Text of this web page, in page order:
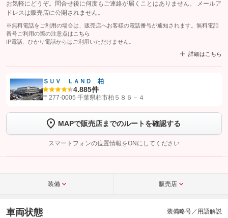
お気軽にどうぞ。問合せ後に何度もご連絡が届くことはありません。 メールア
ドレスは販売店に公開されません。
※無料電話をご利用の場合は、販売店へお客様の電話番号が通知されます。無料電話
番号ご利用の際の注意点は こちら
IP電話、ひかり電話からはご利用いただけません。
詳細はこちら
【STEP1】認証画面でグーネットを友だち追加してから「許可する」ボタンを押
トーク画面で
ボタンをタップして問い合わせを
完了してください。
こちら
ＳＵＶ ＬＡＮＤ 柏
4.885件
〒277-0005 千葉県柏市柏５８６－４
MAPで販売店までのルートを確認する
スマートフォンの位置情報をONにしてください
装備 販売店
車両状態 装備略号／用語解説